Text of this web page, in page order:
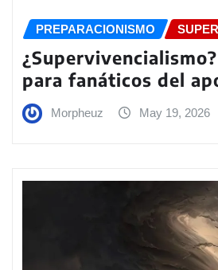
PREPARACIONISMO
para fanáticos del
Morpheuz May 19, 2026